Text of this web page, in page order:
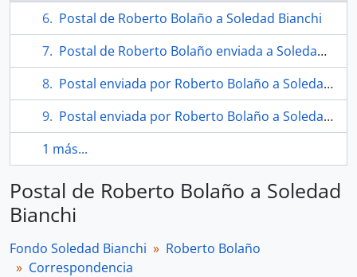
Postal de Roberto Bolaño a Soledad Bianchi
Postal de Roberto Bolaño enviada a Soledad Bianchi
Postal enviada por Roberto Bolaño a Soledad Bianchi
Postal enviada por Roberto Bolaño a Soledad Bianchi
1 más...
Postal de Roberto Bolaño a Soledad
Bianchi
Fondo Soledad Bianchi
Roberto Bolaño
Correspondencia